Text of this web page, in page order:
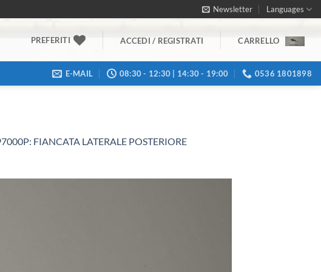
Newsletter Languages
PREFERITI ACCEDI / REGISTRATI CARRELLO
E-MAIL 08:30 - 12:30 | 14:30 - 19:00 0536 1801898
FIANCATA LATERALE POSTERIORE